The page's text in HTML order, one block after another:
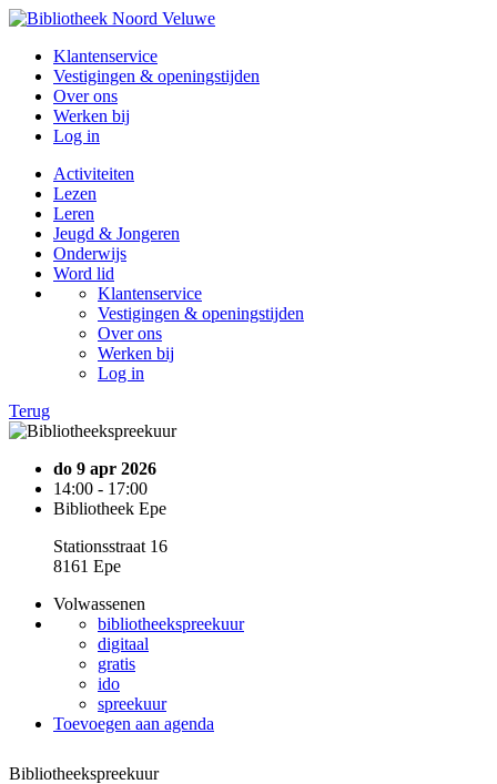
Klantenservice
Vestigingen & openingstijden
Over ons
Werken bij
Log in
Activiteiten
Lezen
Leren
Jeugd & Jongeren
Onderwijs
Word lid
Klantenservice
Vestigingen & openingstijden
Over ons
Werken bij
Log in
Terug
do 9 apr 2026
14:00 - 17:00
Bibliotheek Epe
Stationsstraat 16
8161 Epe
Volwassenen
bibliotheekspreekuur
digitaal
gratis
ido
spreekuur
Toevoegen aan agenda
Bibliotheekspreekuur